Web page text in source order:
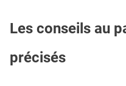
Les conseils au
précisés